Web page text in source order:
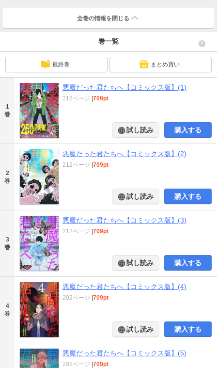
全巻の情報を 閉じる
巻一覧
最終巻 まとめ買い
1
巻
悪魔だった君たちへ【コミックス版】(1)
212ページ |709pt
試し読み 購入する
2
巻
悪魔だった君たちへ【コミックス版】(2)
212ページ |709pt
試し読み 購入する
3
巻
悪魔だった君たちへ【コミックス版】(3)
212ページ |709pt
試し読み 購入する
4
巻
悪魔だった君たちへ【コミックス版】(4)
202ページ |709pt
試し読み 購入する
悪魔だった君たちへ【コミックス版】(5)
202ページ |709pt